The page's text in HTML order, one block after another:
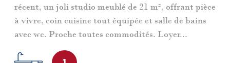
récent, un joli studio meublé de 21 m², offrant pièce
à vivre, coin cuisine tout équipée et salle de bains
avec wc. Proche toutes commodités. Loyer...